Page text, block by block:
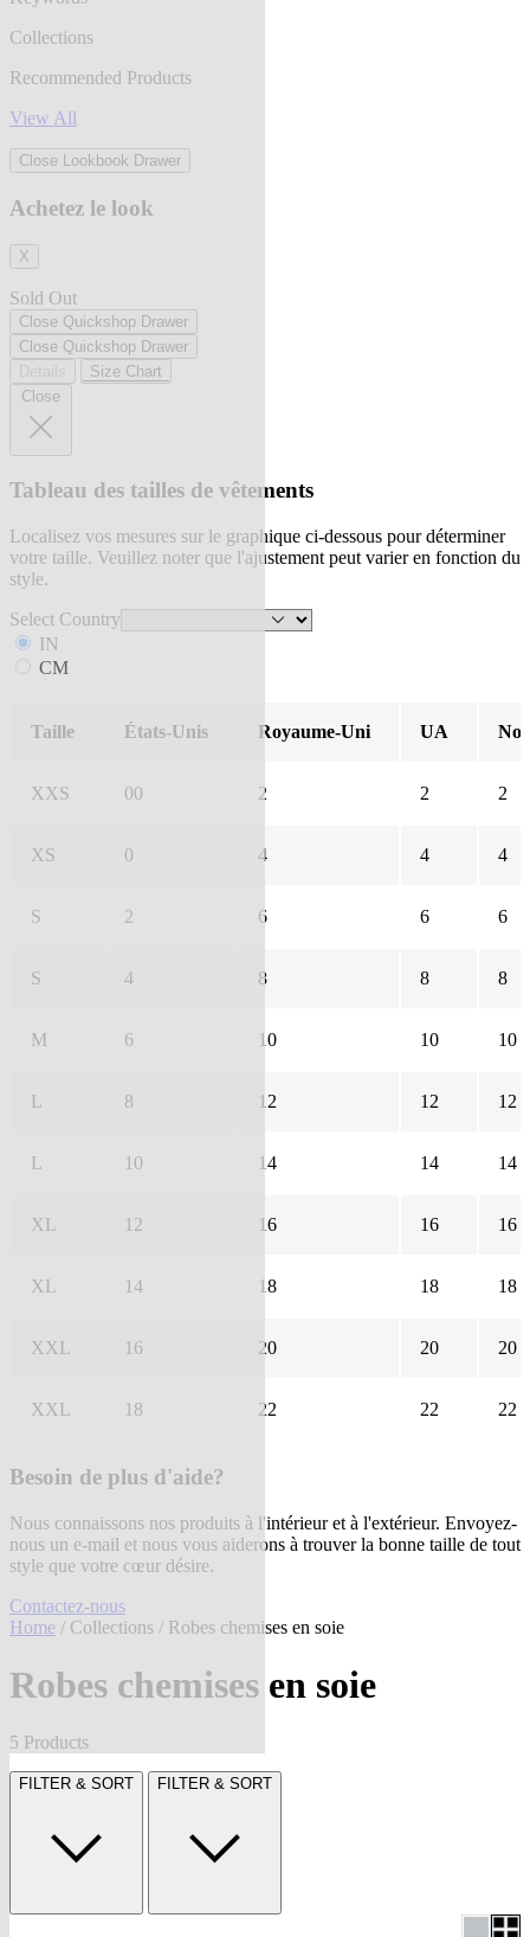
Collections
Recommended Products
View All
Close Lookbook Drawer
Achetez le look
X
Sold Out
Close Quickshop Drawer
Close Quickshop Drawer
Size Chart
Close
Tableau des tailles de vêtements
Localisez vos mesures sur le graphique ci-dessous pour déterminer
votre taille. Veuillez noter que l'ajustement peut varier en fonction du
style.
Select Country
IN
CM
Taille États-Unis Royaume-Uni UA
XXS 00 2 2 2
XS 0 4 4 4
S 2 6 6 6
S 4 8 8 8
M 6 10 10 10
L 8 12 12 12
L 10 14 14 14
XL 12 16 16 16
XL 14 18 18 18
XXL 16 20 20 20
XXL 18 22 22 22
Besoin de plus d'aide?
Nous connaissons nos produits à l'intérieur et à l'extérieur. Envoyez-
nous un e-mail et nous vous aiderons à trouver la bonne taille de tout
style que votre cœur désire.
Contactez-nous
Home / Collections / Robes chemises en soie
Robes chemises en soie
5 Products
FILTER & SORT FILTER & SORT